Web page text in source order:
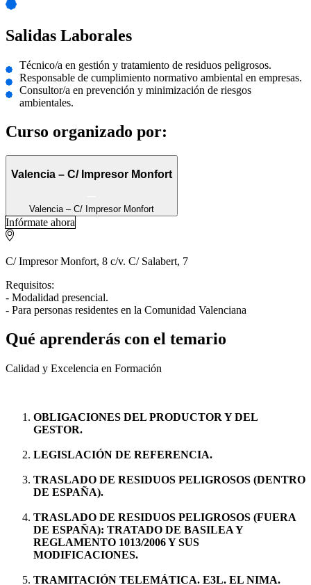
Salidas Laborales
Técnico/a en gestión y tratamiento de residuos peligrosos.
Responsable de cumplimiento normativo ambiental en empresas.
Consultor/a en prevención y minimización de riesgos
ambientales.
Curso organizado por:
Valencia – C/ Impresor Monfort
Valencia – C/ Impresor Monfort
Infórmate ahora
C/ Impresor Monfort, 8 c/v. C/ Salabert, 7
Requisitos:
- Modalidad presencial.
- Para personas residentes en la Comunidad Valenciana
Qué aprenderás con el temario
Calidad y Excelencia en Formación
OBLIGACIONES DEL PRODUCTOR Y DEL
GESTOR.
LEGISLACIÓN DE REFERENCIA.
TRASLADO DE RESIDUOS PELIGROSOS (DENTRO
DE ESPAÑA).
TRASLADO DE RESIDUOS PELIGROSOS (FUERA
DE ESPAÑA): TRATADO DE BASILEA Y
REGLAMENTO 1013/2006 Y SUS
MODIFICACIONES.
TRAMITACIÓN TELEMÁTICA. E3L. EL NIMA.